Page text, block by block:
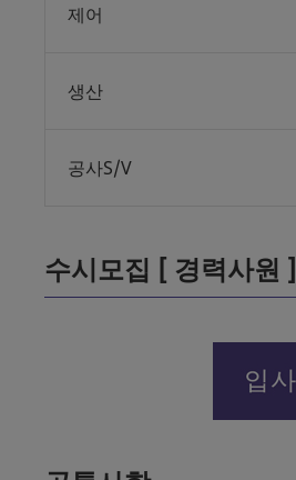
제어
생산
공사S/V
수시모집 [ 경력사원 ]